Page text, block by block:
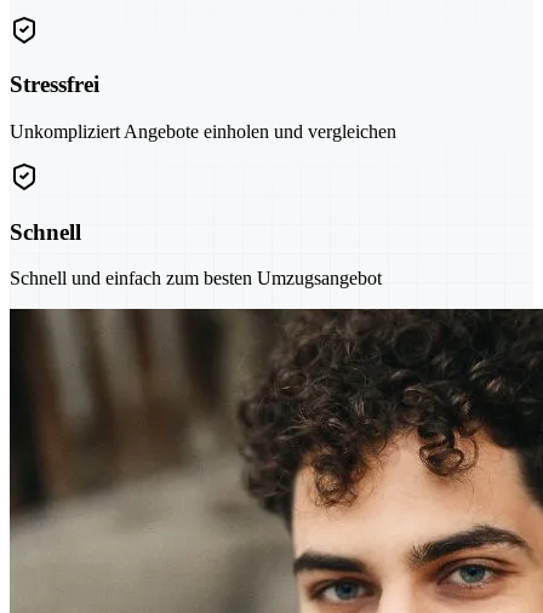
Stressfrei
Unkompliziert Angebote einholen und vergleichen
Schnell
Schnell und einfach zum besten Umzugsangebot